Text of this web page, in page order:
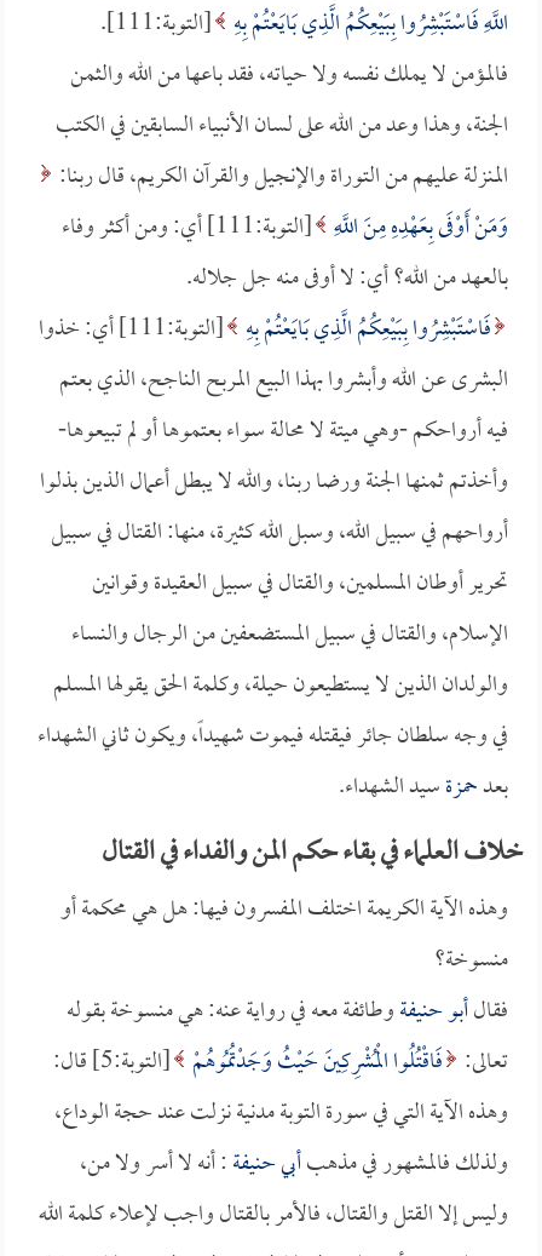
اللَّهِ فَاسْتَبْشِرُوا بِبَيْعِكُمُ الَّذِي بَايَعْتُمْ بِهِ [التوبة:111].
فالمؤمن لا يملك نفسه ولا حياته، فقد باعها من الله والثمن
الجنة، وهذا وعد من الله على لسان الأنبياء السابقين في الكتب
المنزلة عليهم من التوراة والإنجيل والقرآن الكريم، قال ربنا:
وَمَنْ أَوْفَى بِعَهْدِهِ مِنَ اللَّهِ
[التوبة:111] أي: ومن أكثر وفاء
بالعهد من الله؟ أي: لا أوفى منه جل جلاله.
فَاسْتَبْشِرُوا بِبَيْعِكُمُ الَّذِي بَايَعْتُمْ بِهِ
[التوبة:111] أي: خذوا
البشرى عن الله وأبشروا بهذا البيع المربح الناجح، الذي بعتم
فيه أرواحكم -وهي ميتة لا محالة سواء بعتموها أو لم تبيعوها-
وأخذتم ثمنها الجنة ورضا ربنا، والله لا يبطل أعمال الذين بذلوا
أرواحهم في سبيل الله، وسبل الله كثيرة، منها: القتال في سبيل
تحرير أوطان المسلمين، والقتال في سبيل العقيدة وقوانين
الإسلام، والقتال في سبيل المستضعفين من الرجال والنساء
والولدان الذين لا يستطيعون حيلة، وكلمة الحق يقولها المسلم
في وجه سلطان جائر فيقتله فيموت شهيداً، ويكون ثاني الشهداء
بعدحمزةسيد الشهداء.
خلاف العلماء في بقاء حكم المن والفداء في القتال
وهذه الآية الكريمة اختلف المفسرون فيها: هل هي محكمة أو
منسوخة؟
فقالأبو حنيفةوطائفة معه في رواية عنه: هي منسوخة بقوله
تعالى: فَاقْتُلُوا الْمُشْرِكِينَ حَيْثُ وَجَدْتُمُوهُمْ
[التوبة:5] قال:
وهذه الآية التي في سورة التوبة مدنية نزلت عند حجة الوداع،
ولذلك فالمشهور في مذهبأبي حنيفة: أنه لا أسر ولا من،
وليس إلا القتل والقتال، فالأمر بالقتال واجب لإعلاء كلمة الله